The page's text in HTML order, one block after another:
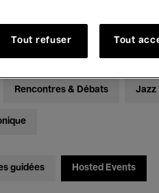
Rencontres & Débats Jazz
guidées Hosted Events
Tout refuser Tout